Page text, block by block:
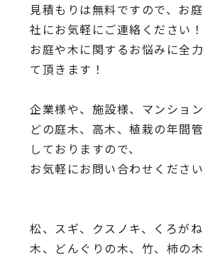
見積もりは無料ですので、 お
社にお気軽にご連絡ください！
お庭や木に関するお悩みに全
て頂きます！
企業様や、施設様、マンショ
どの庭木、高木、植栽の年間
しておりますので、
お気軽にお問い合わせください
松、スギ、クスノキ、くろが
木、どんぐりの木、 竹、柿の